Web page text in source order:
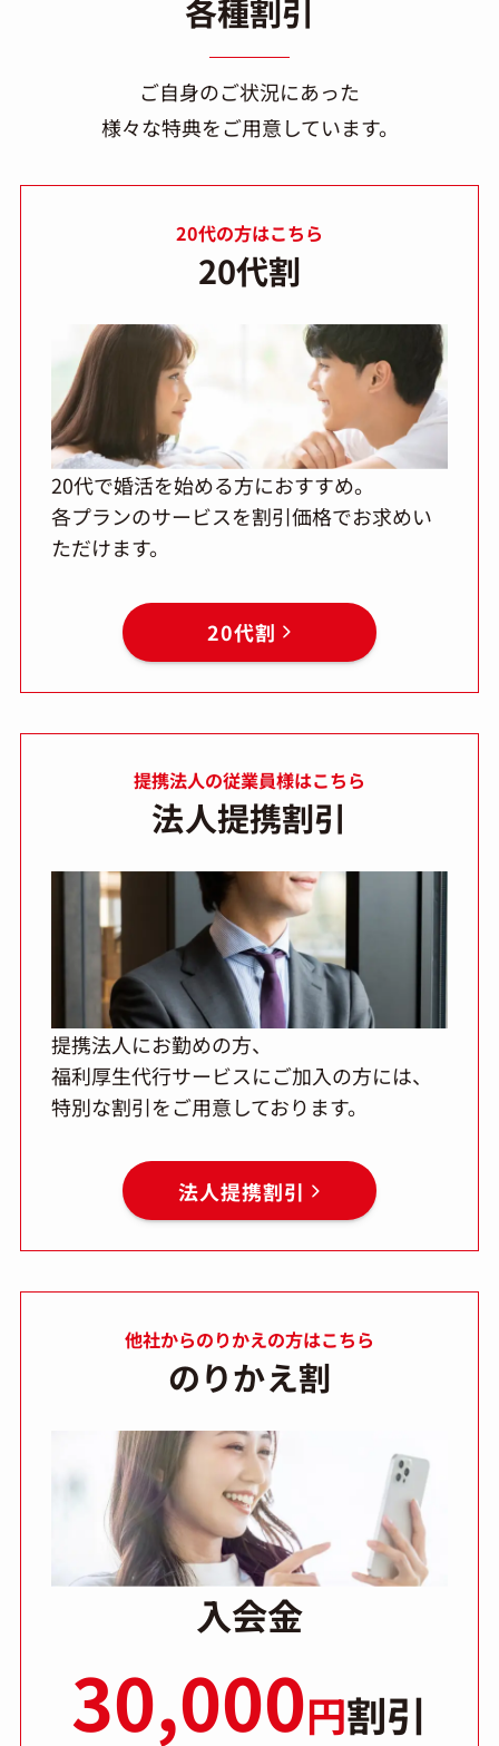
各種割引
ご自身のご状況にあった
様々な特典をご用意しています。
20代の方はこちら
20代割
20代で婚活を始める方におすすめ。
各プランのサービスを割引価格でお求めい
ただけます。
20代割
提携法人の従業員様はこちら
法人提携割引
提携法人にお勤めの方、
福利厚生代行サービスにご加入の方には、
特別な割引をご用意しております。
法人提携割引
他社からのりかえの方はこちら
のりかえ割
入会金
30,000円割引